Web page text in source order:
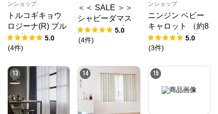
ンショップ
トルコギキョウ
ロジーナ(R) ブル
ーピコティー (ve
r.2) （PS約35
5.0
(4件)
＜＜ SALE ＞＞
シャビーダマス
ク ドレープカー
テン
5.0
(4件)
ンショップ
ニンジン ベビー
キャロット （約8
00粒） 実咲 袋
5.0
(3件)
13 14 15